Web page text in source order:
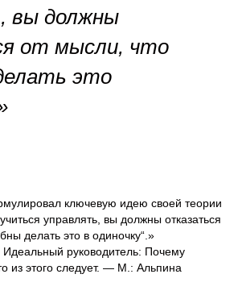
вы должны
от мысли, что
это
ключевую идею своей теории
управлять, вы должны отказаться
делать это в одиночку“.»
Идеальный руководитель: Почему
из этого следует. — М.: Альпина